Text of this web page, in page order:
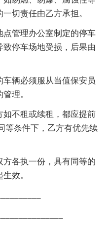
切责任由乙方承担。
管理办公室制定的停车
停车场地受损，后果由
辆必须服从当值保安员
理。
如不租或续租，都应提前
等条件下，乙方有优先续
各执一份，具有同等的
效。